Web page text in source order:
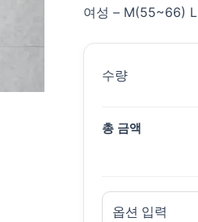
여성 – M(55~66)
수량
총 금액
옵션 입력